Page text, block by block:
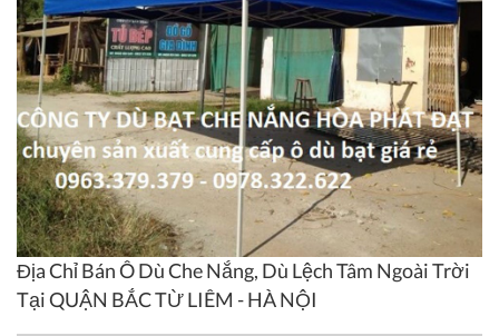
Địa Chỉ Bán Ô Dù Che Nắng, Dù Lệch Tâm Ngoài Trời
Tại QUẬN BẮC TỪ LIÊM - HÀ NỘI